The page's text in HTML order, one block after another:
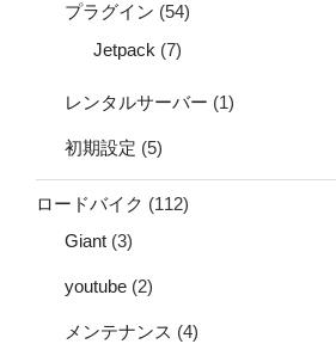
プラグイン (54)
Jetpack (7)
レンタルサーバー (1)
初期設定 (5)
ロードバイク (112)
Giant (3)
youtube (2)
メンテナンス (4)